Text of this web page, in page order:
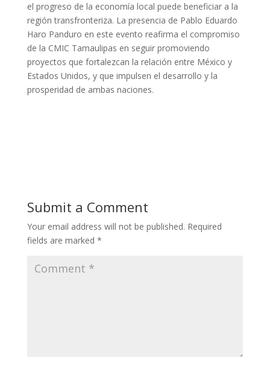
el progreso de la economía local puede beneficiar a la
región transfronteriza. La presencia de Pablo Eduardo
Haro Panduro en este evento reafirma el compromiso
de la CMIC Tamaulipas en seguir promoviendo
proyectos que fortalezcan la relación entre México y
Estados Unidos, y que impulsen el desarrollo y la
prosperidad de ambas naciones.
Submit a Comment
Your email address will not be published. Required
fields are marked *